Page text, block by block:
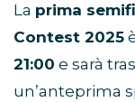
La prima
Contest 2025
21:00 e sarà
un’anteprima